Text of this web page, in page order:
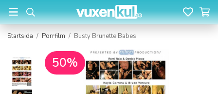
Startsida / Porrfilm / Busty Brunette Babes
50%